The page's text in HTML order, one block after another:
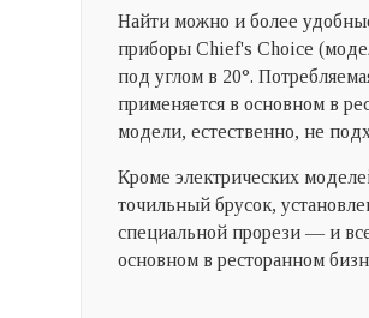
Найти можно и более
приборыChief's Choice (
под углом в 20°.
применяется в основном в
модели, естественно, не
Кроме электрических
точильный брусок,
специальной прорези — и
основном в ресторанном